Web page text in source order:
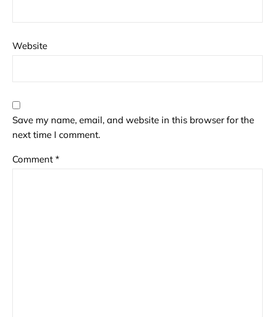
Website
Save my name, email, and website in this browser for the
next time I comment.
Comment *